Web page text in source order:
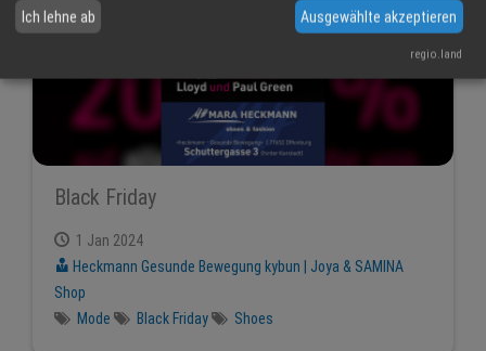
Black Friday
1 Jan 2024
Heckmann Gesunde Bewegung kybun | Joya & SAMINA
Shop
Mode
Black Friday Shoes
Ich lehne ab Ausgewählte akzeptieren
regio.land